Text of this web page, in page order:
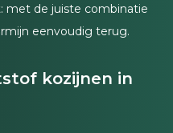
met de juiste combinatie
eenvoudig terug.
kozijnen in